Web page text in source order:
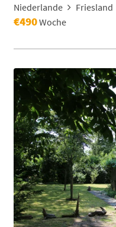
Niederlande
Friesland
€490Woche